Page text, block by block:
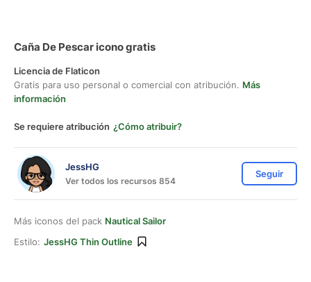
Caña De Pescar icono gratis
Licencia de Flaticon
Gratis para uso personal o comercial con atribución. Más
información
Se requiere atribución ¿Cómo atribuir?
JessHG
Ver todos los recursos 854
Seguir
Más iconos del pack Nautical Sailor
Estilo: JessHG Thin Outline